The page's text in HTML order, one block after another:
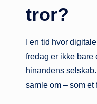
tror?
I en tid hvor
fredag er ikke bare
hinandens
samle om – som